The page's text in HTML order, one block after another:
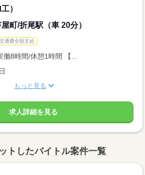
）
町/折尾駅（車 20分）
交通費全額支給
8時間/休憩1時間 【...
もっと見る
求人詳細を見る
トしたバイトル案件一覧